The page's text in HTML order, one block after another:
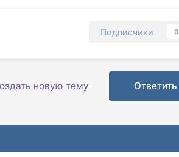
Подписчики 0
Ответить
новую тему